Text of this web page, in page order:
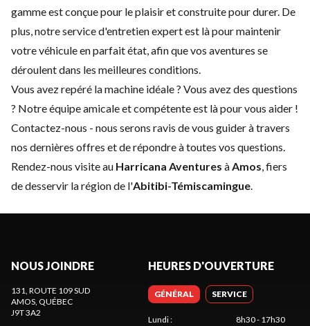
gamme est conçue pour le plaisir et construite pour durer. De
plus, notre service d'entretien expertest là pour maintenir
votre véhicule en parfait état, afin que vos aventures se
déroulent dans les meilleures conditions.
Vous avez repéré la machine idéale ? Vous avez des questions
? Notre équipe amicale et compétente est là pour vous aider !
Contactez-nous - nous serons ravis de vous guider à travers
nos dernières offres et de répondre à toutes vos questions.
Rendez-nous visite au Harricana Aventures àAmos, fiers
de desservir la région de l'Abitibi-Témiscamingue.
NOUS JOINDRE
131, ROUTE 109 SUD
AMOS, QUÉBEC
J9T 3A2
HEURES D'OUVERTURE
GÉNÉRAL SERVICE
Lundi:
8h30 - 17h30